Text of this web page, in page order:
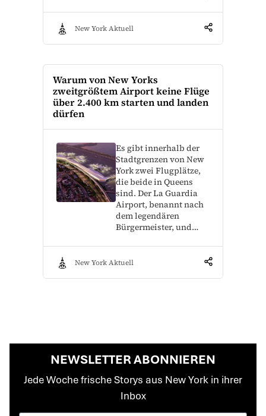
New York Aktuell
Warum von New Yorks
zweitgrößtem Airport keine Flüge
über 2.400 km starten und landen
dürfen
Es gibt innerhalb der
Stadtgrenzen von New
York zwei Flugplätze,
die beide in Queens
sind. Der La Guardia
Airport, benannt nach
dem legendären
Bürgermeister, und…
New York Aktuell
NEWSLETTER ABONNIEREN
Jede Woche frische Storys aus New York in ihrer
Inbox